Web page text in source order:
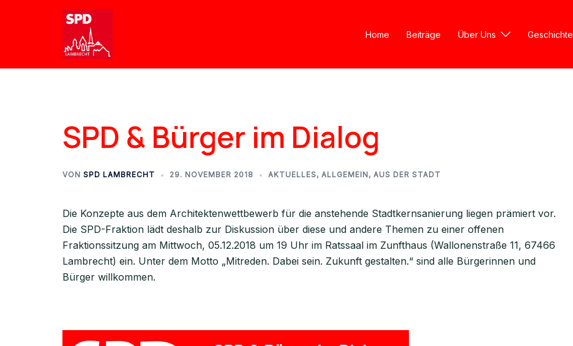
Home Beiträge Über Uns Geschichte
SPD & Bürger im Dialog
VON SPD LAMBRECHT 29. NOVEMBER 2018 AKTUELLES, ALLGEMEIN, AUS DER STADT
Die Konzepte aus dem Architektenwettbewerb für die anstehende Stadtkernsanierung liegen prämiert vor.
Die SPD-Fraktion lädt deshalb zur Diskussion über diese und andere Themen zu einer offenen
Fraktionssitzung am Mittwoch, 05.12.2018 um 19 Uhr im Ratssaal im Zunfthaus (Wallonenstraße 11, 67466
Lambrecht) ein. Unter dem Motto „Mitreden. Dabei sein. Zukunft gestalten.“ sind alle Bürgerinnen und
Bürger willkommen.